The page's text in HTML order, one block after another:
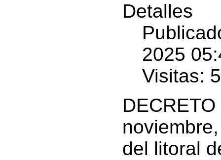
Detalles
2025
Visitas:
del litoral